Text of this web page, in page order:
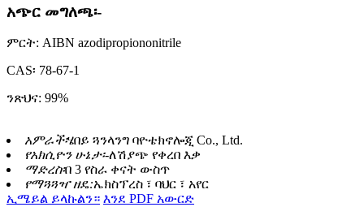
አጭር መግለጫ፡-
ምርት: AIBN azodipropiononitrile
CAS፡ 78-67-1
ንጽህና: 99%
አምራች፡ሄበይ ጓንላንግ ባዮቴክኖሎጂ Co., Ltd.
የአክሲዮን ሁኔታ፡-ለሽያጭ የቀረበ እቃ
ማድረስ፡በ 3 የስራ ቀናት ውስጥ
የማጓጓዣ ዘዴ:ኤክስፕረስ ፣ ባህር ፣ አየር
ኢሜይል ይላኩልን። እንደ PDF አውርድ